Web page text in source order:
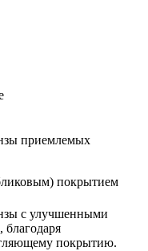
приемлемых
покрытием
с улучшенными
благодаря
покрытию.